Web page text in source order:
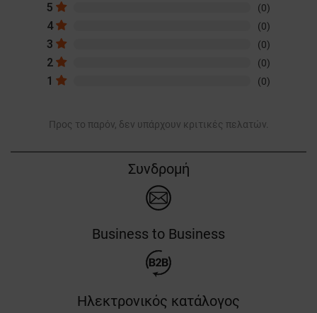
5 (0)
4 (0)
3 (0)
2 (0)
1 (0)
Προς το παρόν, δεν υπάρχουν κριτικές πελατών.
Συνδρομή
Business to Business
Ηλεκτρονικός κατάλογος